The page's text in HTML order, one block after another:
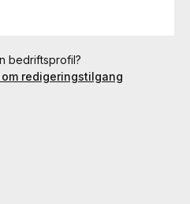
bedriftsprofil?
redigeringstilgang